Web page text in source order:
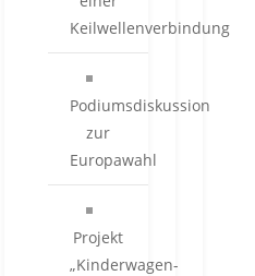
Keilwellenverbindung
Podiumsdiskussion
zur
Europawahl
Projekt
„Kinderwagen-